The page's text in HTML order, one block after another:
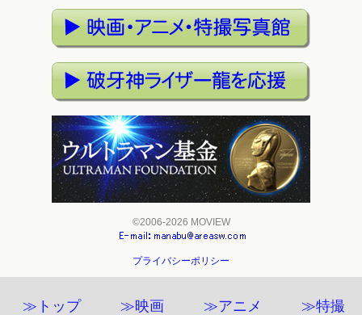
©2006-2026 MOVIEW
プライバシーポリシー
≫トップ ≫映画 ≫アニメ ≫特撮